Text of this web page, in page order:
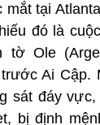
tại
đó là
Ole
Ai Cập.
sát đáy
bị định